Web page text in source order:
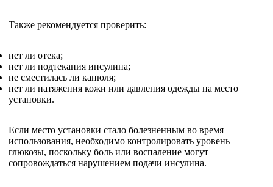
Также рекомендуется проверить:
нет ли отека;
нет ли подтекания инсулина;
не сместилась ли канюля;
нет ли натяжения кожи или давления одежды на место
установки.
Если место установки стало болезненным во время
использования, необходимо контролировать уровень
глюкозы, поскольку боль или воспаление могут
сопровождаться нарушением подачи инсулина.